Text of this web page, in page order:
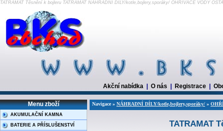
TATRAMAT Těsnění k bojleru TATRAMAT NÁHRADNÍ DÍLY/kotle,bojlery,sporáky/ OHŘÍVAČE VODY
Akční nabídka O nás Registrace
Menu zboží
AKUMULAČNÍ KAMNA
BATERIE A PŘÍSLUŠENSTVÍ
Navigace » NÁHRADNÍ DÍLY/kotle,bojlery,sporáky/ »
TATRAMAT